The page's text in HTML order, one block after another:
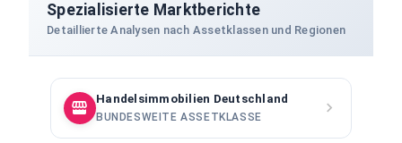
Spezialisierte Marktberichte
Detaillierte Analysen nach Assetklassen und Regionen
Handelsimmobilien Deutschland
BUNDESWEITE ASSETKLASSE